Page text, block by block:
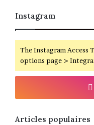
Instagram
The Instagram Access
options page >
Articles populaires